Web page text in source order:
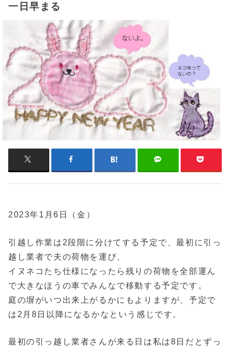
一日早まる
2023年1月6日（金）
引越し作業は2段階に分けてする予定で、最初に引っ
越し業者で夫の荷物を運び、
イヌネコたち仕様になったら残りの荷物を全部運ん
で大きなほうの車でみんなで移動する予定です。
庭の塀がいつ出来上がるかにもよりますが、予定で
は2月8日以降になるかなという感じです。
最初の引っ越し業者さんが来る日は私は8日だとずっ